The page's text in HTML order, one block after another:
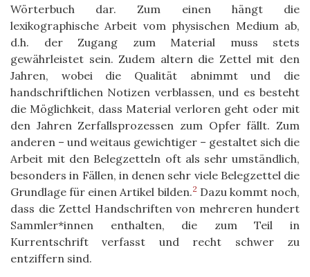
Wörterbuch dar. Zum einen hängt die
lexikographische Arbeit vom physischen Medium ab,
d.h. der Zugang zum Material muss stets
gewährleistet sein. Zudem altern die Zettel mit den
Jahren, wobei die Qualität abnimmt und die
handschriftlichen Notizen verblassen, und es besteht
die Möglichkeit, dass Material verloren geht oder mit
den Jahren Zerfallsprozessen zum Opfer fällt. Zum
anderen – und weitaus gewichtiger – gestaltet sich die
Arbeit mit den Belegzetteln oft als sehr umständlich,
besonders in Fällen, in denen sehr viele Belegzettel die
Grundlage für einen Artikel bilden.2 Dazu kommt noch,
dass die Zettel Handschriften von mehreren hundert
Sammler*innen enthalten, die zum Teil in
Kurrentschrift verfasst und recht schwer zu
entziffern sind.